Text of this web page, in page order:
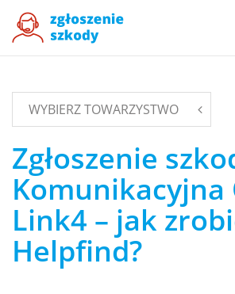
WYBIERZ TOWARZYSTWO
Zgłoszenie
Komunikacyjna
Link4 – jak
Helpfind?